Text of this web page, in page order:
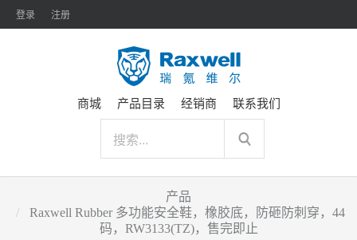
登录 注册
商城 产品目录 经销商 联系我们
产品
Raxwell Rubber 多功能安全鞋，橡胶底，防砸防刺穿，44
码，RW3133(TZ)，售完即止